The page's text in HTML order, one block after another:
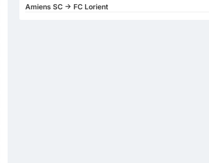
Amiens SC -> FC Lorient